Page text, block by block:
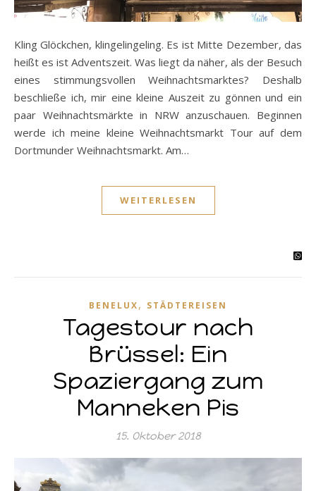
Kling Glöckchen, klingelingeling. Es ist Mitte Dezember, das
heißt es ist Adventszeit. Was liegt da näher, als der Besuch
eines stimmungsvollen Weihnachtsmarktes? Deshalb
beschließe ich, mir eine kleine Auszeit zu gönnen und ein
paar Weihnachtsmärkte in NRW anzuschauen. Beginnen
werde ich meine kleine Weihnachtsmarkt Tour auf dem
Dortmunder Weihnachtsmarkt. Am…
WEITERLESEN
BENELUX, STÄDTEREISEN
Tagestour nach
Brüssel: Ein
Spaziergang zum
Manneken Pis
15. Oktober 2018